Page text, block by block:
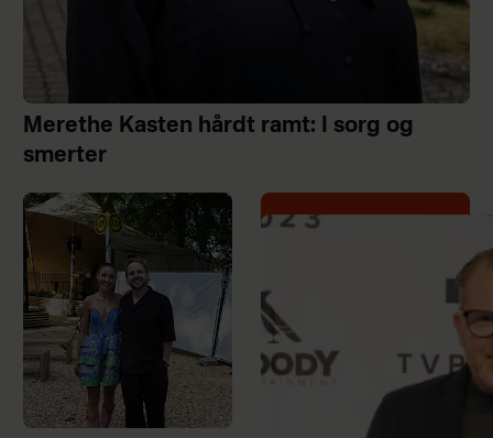
Merethe Kasten hårdt ramt: I sorg og
smerter